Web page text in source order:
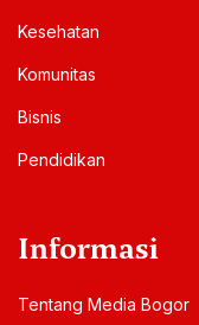
Kesehatan
Komunitas
Bisnis
Pendidikan
Informasi
Tentang Media Bogor